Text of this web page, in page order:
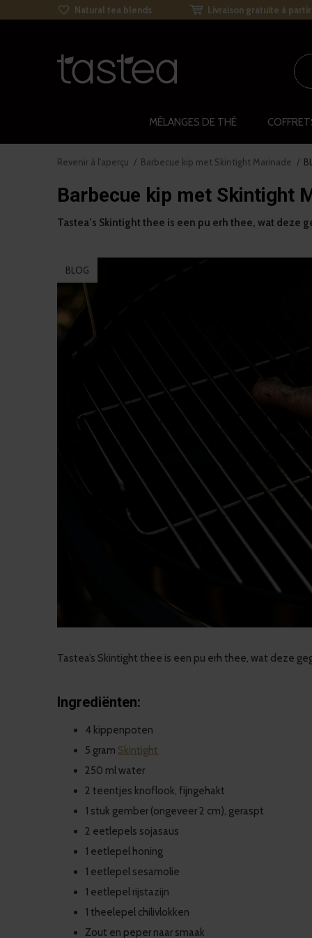
MÉLANGES DE THÉ
Natural tea blends Livraison gratuite à
Revenir à l'aperçu Barbecue kip met Skintight Marinade
Barbecue kip met Skintight
Tastea’s Skintight thee is een pu erh thee, wat
BLOG
Tastea’s Skintight thee is een pu erh thee, wat deze
Ingrediënten:
4 kippenpoten
5 gram Skintight
250 ml water
2 teentjes knoflook, fijngehakt
1 stuk gember (ongeveer 2 cm), geraspt
2 eetlepels sojasaus
1 eetlepel honing
1 eetlepel sesamolie
1 eetlepel rijstazijn
1 theelepel chilivlokken
Zout en peper naar smaak